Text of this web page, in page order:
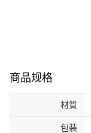
商品规格
材質
包裝